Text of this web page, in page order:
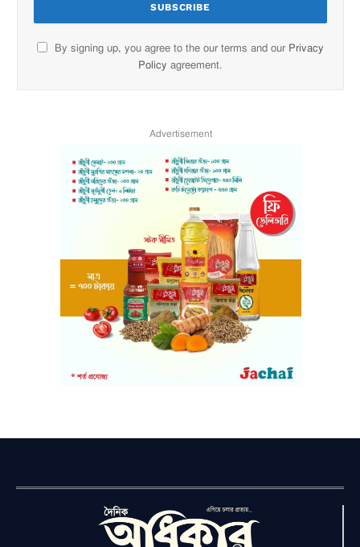
By signing up, you agree to the our terms and our Privacy
Policy agreement.
Advertisement